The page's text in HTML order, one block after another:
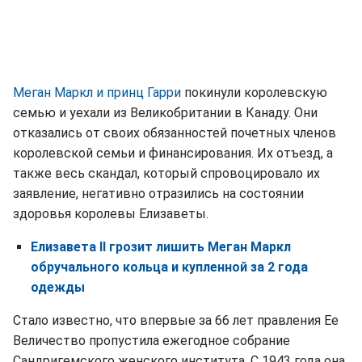
Меган Маркл и принц Гарри покинули королевскую
семью и уехали из Великобритании в Канаду. Они
отказались от своих обязанностей почетных членов
королевской семьи и финансирования. Их отъезд, а
также весь скандал, который спровоцировало их
заявление, негативно отразились на состоянии
здоровья королевы Елизаветы.
Елизавета II грозит лишить Меган Маркл
обручального кольца и купленной за 2 года
одежды
Стало известно, что впервые за 66 лет правления Ее
Величество пропустила ежегодное собрание